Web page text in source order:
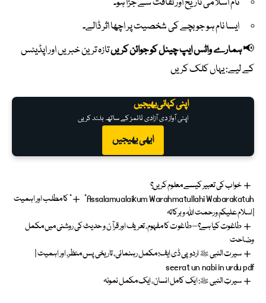
ایسا نام ہو جو بچے کی شخصیت پر اچھا اثر ڈالے۔
📢ہمارے واٹس ایپ چینل کو جوائن کریںتازہ ترین خبریں اور اپڈیٹس
کے لیے:یہاں کلک کریں
اپنی کہانی بھیجیں
اپنی آواز دی آزادی ٹائمز کے ساتھ بلند کریں
ابھی بھیجیں
خواب کی تعبیر کیسے معلوم کریں؟
“Assalamualaikum Warahmatullahi Wabarakatuh” کا مطلب اور اہمیت
| اسلام علیکم ورحمت اللہ وبرکاتہ
طاغوت کیا ہے؟ – طاغوت کا مفہوم، تعریف اور قرآن و حدیث کی روشنی میں مکمل
وضاحت
سیرت النبی ﷺ اردو پی ڈی ایف: مکمل رہنمائی، تاریخی پس منظر، اور اہمیت |
seerat un nabi in urdu pdf
سیرتِ النبی ﷺ: ایک کامل انسان، ایک مکمل نمونہ